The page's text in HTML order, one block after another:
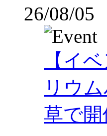
26/08/05
【イ
リウ
草で開